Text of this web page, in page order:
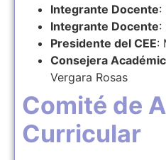
Integrante Docente:
Integrante Docente:
Presidente del CEE:
Consejera
Vergara Rosas
Comité de
Curricular